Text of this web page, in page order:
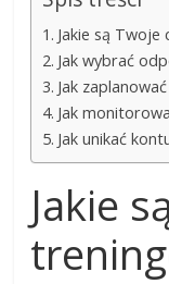
Jakie są Twoje
Jak wybrać
Jak
Jak
Jak unikać
Jakie